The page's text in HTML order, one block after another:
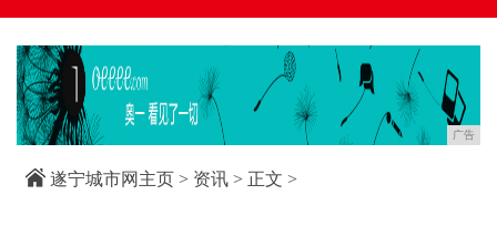
广告
遂宁城市网主页 > 资讯 > 正文 >